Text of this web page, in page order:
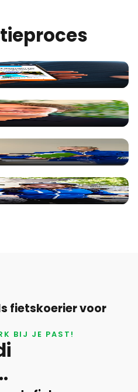
fietskoerier voor
BIJ JE PAST!